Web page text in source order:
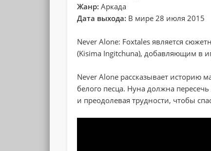
Жанр: Аркада
Дата выхода: В мире 28 июля 2015
Never Alone: Foxtales является
(Kisima Ingitchuna), добавляющим в
Never Alone рассказывает историю
белого песца. Нуна должна
и преодолевая трудности, чтобы